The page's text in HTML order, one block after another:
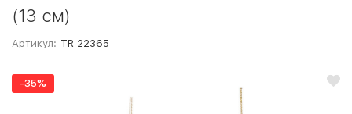
(13 см)
Артикул: TR 22365
-35%